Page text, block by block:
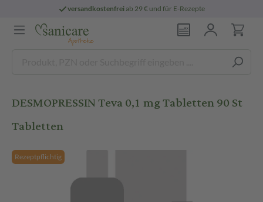
versandkostenfreiab 29 € und für E-Rezepte
DESMOPRESSIN Teva 0,1 mg Tabletten 90 St
Tabletten
Rezeptpflichtig